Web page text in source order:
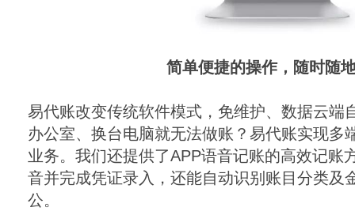
简单便捷的操作，随时随
易代账改变传统软件模式，免维护、数据云端
办公室、换台电脑就无法做账？易代账实现多
业务。我们还提供了APP语音记账的高效记账
音并完成凭证录入，还能自动识别账目分类及
公。